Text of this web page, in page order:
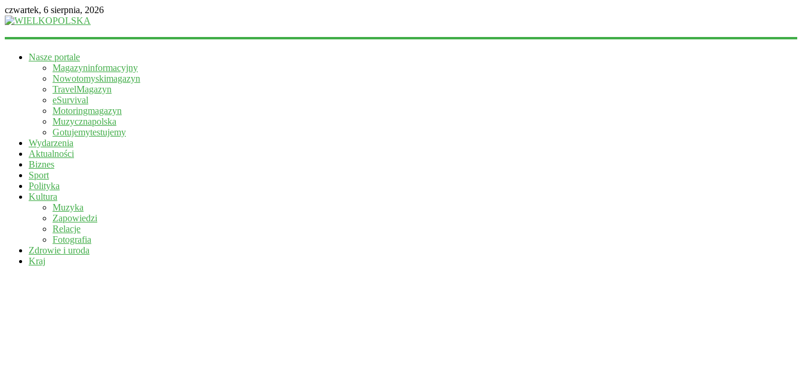
czwartek, 6 sierpnia, 2026
WIELKOPOLSKA
informacyjny
Nasze portale
Magazyninformacyjny
Nowotomyskimagazyn
TravelMagazyn
eSurvival
Motoringmagazyn
Muzycznapolska
Gotujemytestujemy
Wydarzenia
Aktualności
Biznes
Sport
Polityka
Kultura
Muzyka
Zapowiedzi
Relacje
Fotografia
Zdrowie i uroda
Kraj